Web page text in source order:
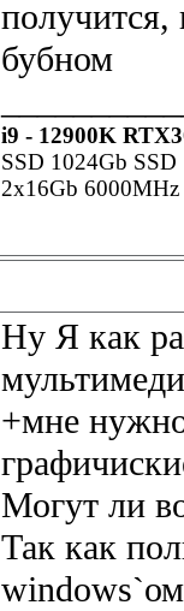
получится,
бубном
i9 - 12900K
SSD 1024Gb
2x16Gb
Ну Я как
+мне
Могут ли
Так как